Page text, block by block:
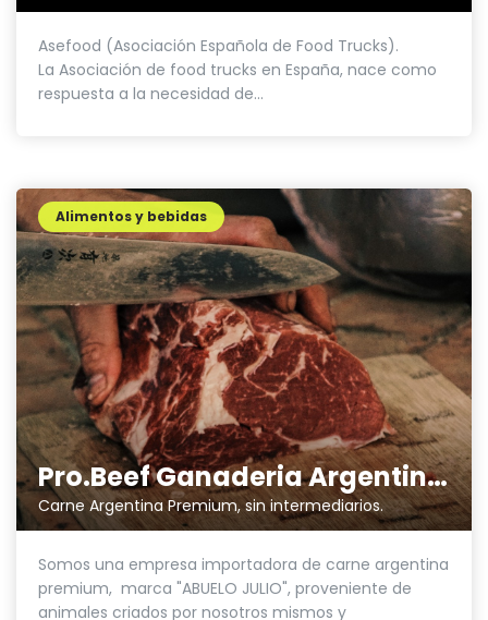
Asefood (Asociación Española de Food Trucks).
La Asociación de food trucks en España, nace como
respuesta a la necesidad de...
Pro.Beef Ganaderia Argentina SL
Carne Argentina Premium, sin intermediarios.
Alimentos y bebidas
Somos una empresa importadora de carne argentina
premium, marca "ABUELO JULIO", proveniente de
animales criados por nosotros mismos y